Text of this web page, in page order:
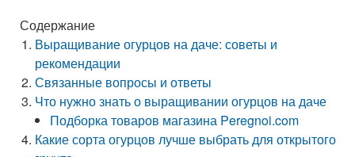
Содержание
Выращивание огурцов на даче: советы и
рекомендации
Связанные вопросы и ответы
Что нужно знать о выращивании огурцов на даче
Подборка товаров магазина Peregnoi.com
Какие сорта огурцов лучше выбрать для открытого